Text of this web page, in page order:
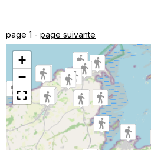
sous-dossiers
Trier par
Horodatage
page 1 - page suivante
+
−